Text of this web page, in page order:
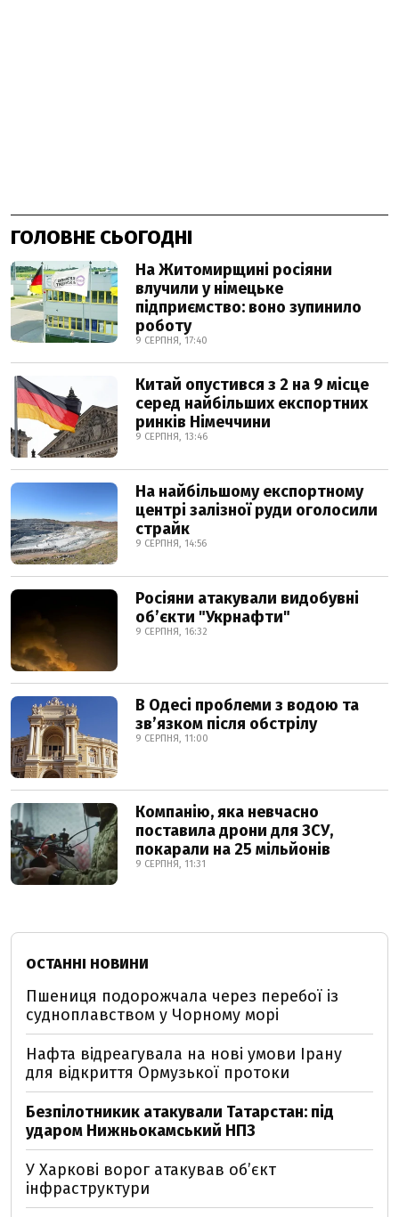
ГОЛОВНЕ СЬОГОДНІ
На Житомирщині росіяни
влучили у німецьке
підприємство: воно зупинило
роботу
9 СЕРПНЯ, 17:40
Китай опустився з 2 на 9 місце
серед найбільших експортних
ринків Німеччини
9 СЕРПНЯ, 13:46
На найбільшому експортному
центрі залізної руди оголосили
страйк
9 СЕРПНЯ, 14:56
Росіяни атакували видобувні
обʼєкти "Укрнафти"
9 СЕРПНЯ, 16:32
В Одесі проблеми з водою та
звʼязком після обстрілу
9 СЕРПНЯ, 11:00
Компанію, яка невчасно
поставила дрони для ЗСУ,
покарали на 25 мільйонів
9 СЕРПНЯ, 11:31
ОСТАННІ НОВИНИ
Пшениця подорожчала через перебої із
судноплавством у Чорному морі
Нафта відреагувала на нові умови Ірану
для відкриття Ормузької протоки
Безпілотникик атакували Татарстан: під
ударом Нижньокамський НПЗ
У Харкові ворог атакував обʼєкт
інфраструктури